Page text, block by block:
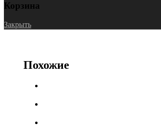
Корзина
Закрыть
Похожие